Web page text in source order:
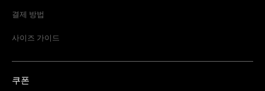
결제 방법
사이즈 가이드
쿠폰